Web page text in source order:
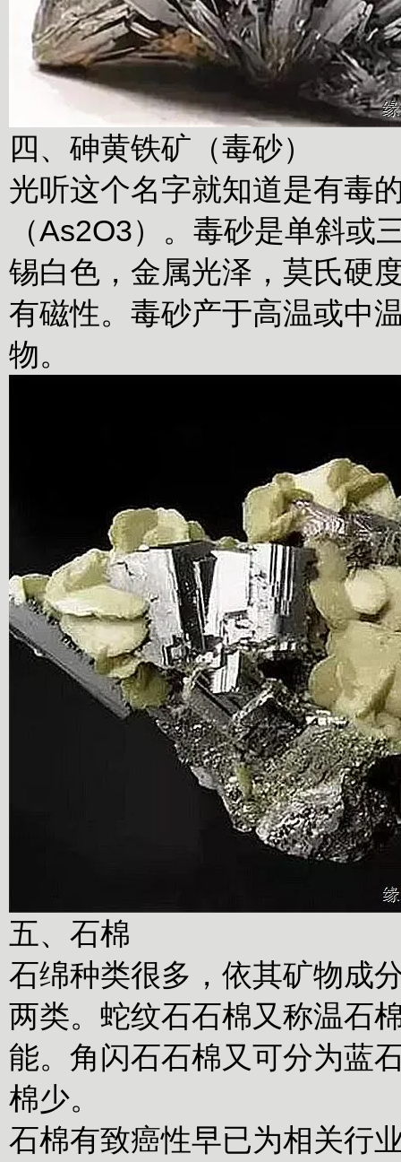
四、砷黄铁矿（毒砂）
光听这个名字就知道是有毒
（As2O3）。毒砂是单斜
锡白色，金属光泽，莫氏硬
有磁性。毒砂产于高温或中
物。
五、石棉
石绵种类很多，依其矿物成
两类。蛇纹石石棉又称温石
能。角闪石石棉又可分为蓝
棉少。
石棉有致癌性早已为相关行